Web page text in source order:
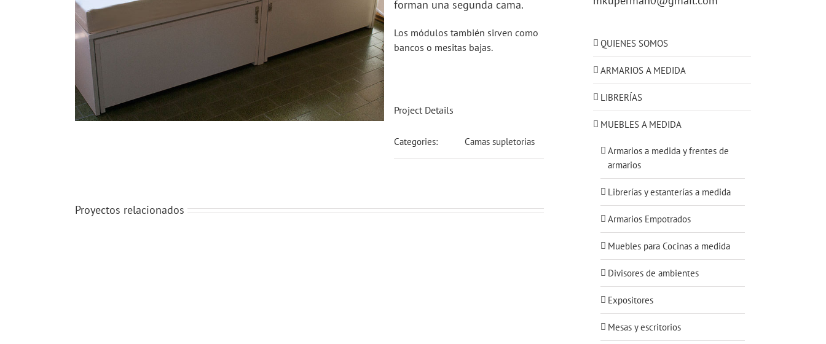
forman una segunda cama.
Los módulos también sirven como
bancos o mesitas bajas.
Project Details
Categories: Camas supletorias
Proyectos relacionados
QUIENES SOMOS
ARMARIOS A MEDIDA
LIBRERÍAS
MUEBLES A MEDIDA
Armarios a medida y frentes de
armarios
Librerías y estanterías a medida
Armarios Empotrados
Muebles para Cocinas a medida
Divisores de ambientes
Expositores
Mesas y escritorios